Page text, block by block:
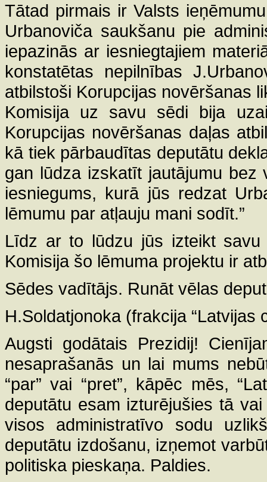
Tātad pirmais ir Valsts
Urbanoviča saukšanu pie
iepazinās ar iesniegtajiem
konstatētas nepilnības
atbilstoši Korupcijas novēršanas
Komisija uz savu sēdi bija
Korupcijas novēršanas daļas
kā tiek pārbaudītas deputātu
gan lūdza izskatīt jautājumu bez
iesniegums, kurā jūs redzat
lēmumu par atļauju mani sodīt.”
Līdz ar to lūdzu jūs izteikt savu
Komisija šo lēmuma projektu ir
Sēdes vadītājs. Runāt vēlas
H.Soldatjonoka (frakcija “Latvijas
Augsti godātais Prezidij!
nesaprašanās un lai mums
“par” vai “pret”, kāpēc mēs,
deputātu esam izturējušies tā
visos administratīvo sodu
deputātu izdošanu, izņemot
politiska pieskaņa. Paldies.